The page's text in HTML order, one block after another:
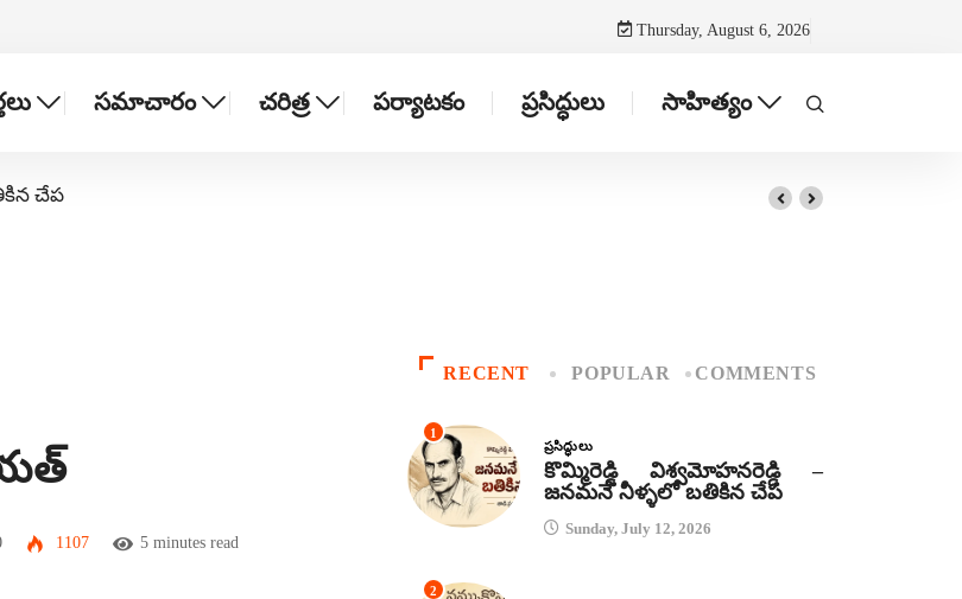
Thursday, August 6, 2026
సమాచారం చరిత్ర పర్యాటకం ప్రసిద్ధులు సాహిత్యం
చేప
1107 5 minutes read
RECENT POPULAR COMMENTS
1
ప్రసిద్ధులు
కొమ్మిరెడ్డి విశ్వమోహనరెడ్డి –
జనమనే నీళ్ళలో బతికిన చేప
Sunday, July 12, 2026
2